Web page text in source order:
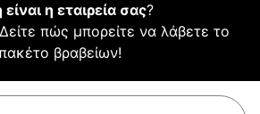
η εταιρεία σας?
Δείτε πώς μπορείτε να λάβετε το
βραβείων!